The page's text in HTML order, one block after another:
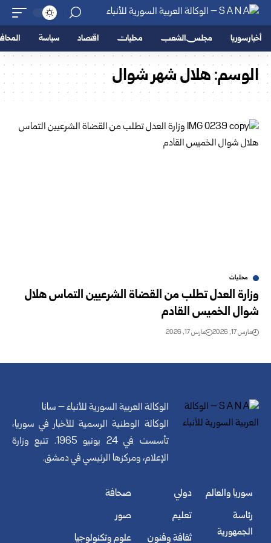
أخبار سوريا مجلس الشعب محليات اقتصاد سياسة
الوسم:هلال شهر شوال
محليات
وزارة العدل تطلب من القضاة الشرعيين التماس هلال
شوال الخميس القادم
مارس 17, 2026 مارس 17, 2026
الوكالة العربية السورية للأنباء – سانا
الوكالة الوطنية الرسمية للأخبار في سوريا،
تأسست في 24 يونيو 1965. تتبع وزارة
الإعلام، ومركزها الرئيسي في دمشق.
سوريا والعالم
رئاسة
الجمهورية
دولي
تعليم
ثقافة وفنون
صحافة
صور
علوم وتكنولوجيا